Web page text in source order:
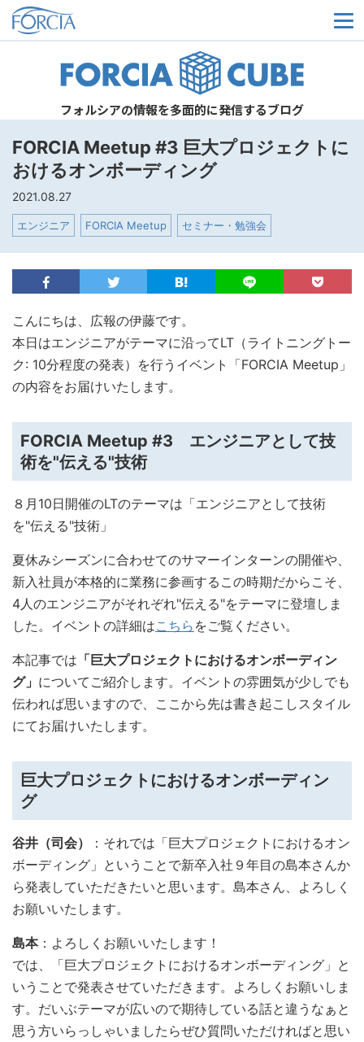
メ
フォルシアの情報を多面的に発信するブログ
FORCIA Meetup #3 巨大プロジェクトに
おけるオンボーディング
2021.08.27
エンジニア FORCIA Meetup セミナー・勉強会
こんにちは、広報の伊藤です。
本日はエンジニアがテーマに沿ってLT（ライトニングトー
ク: 10分程度の発表）を行うイベント「FORCIA Meetup」
の内容をお届けいたします。
FORCIA Meetup #3 エンジニアとして技
術を"伝える"技術
８月10日開催のLTのテーマは「エンジニアとして技術
を"伝える"技術」
夏休みシーズンに合わせてのサマーインターンの開催や、
新入社員が本格的に業務に参画するこの時期だからこそ、
4人のエンジニアがそれぞれ"伝える"をテーマに登壇しま
した。イベントの詳細はこちら をご覧ください。
本記事では 「巨大プロジェクトにおけるオンボーディン
グ」 についてご紹介します。イベントの雰囲気が少しでも
伝われば思いますので、ここから先は書き起こしスタイル
にてお届けいたします。
巨大プロジェクトにおけるオンボーディン
グ
谷井（司会）
：それでは「巨大プロジェクトにおけるオン
ボーディング」ということで新卒入社９年目の島本さんか
ら発表していただきたいと思います。島本さん、よろしく
お願いいたします。
島本：よろしくお願いいたします！
では、「巨大プロジェクトにおけるオンボーディング」と
いうことで発表させていただきます。よろしくお願いしま
す。だいぶテーマが広いので期待している話と違うなぁと
思う方いらっしゃいましたらぜひ質問いただければと思い